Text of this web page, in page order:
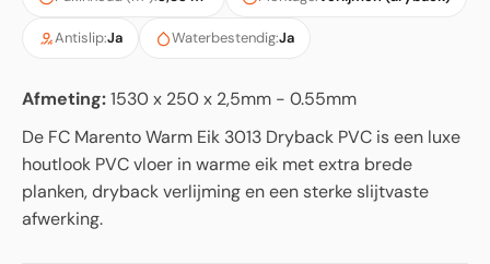
Antislip:Ja Waterbestendig:Ja
Afmeting:1530 x 250 x 2,5mm - 0.55mm
De FC Marento Warm Eik 3013 Dryback PVC is een luxe
houtlook PVC vloer in warme eik met extra brede
planken, dryback verlijming en een sterke slijtvaste
afwerking.